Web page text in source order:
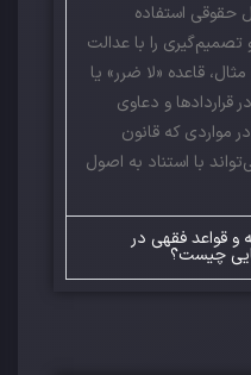
حقوقی استفاده
را با عدالت
قاعده «لا ضرر» یا
و دعاوی
مواردی که قانون
با استناد به اصول
قواعد فقهی در
چیست؟